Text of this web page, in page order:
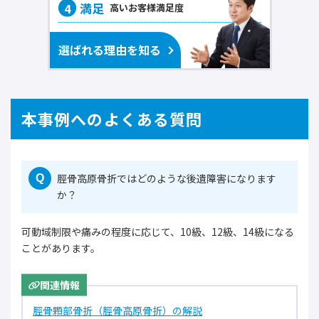
高いお客様満足度
選ばれる理由を知る
本事例へのよくある質問
Q
脛骨高原骨折ではどのような後遺障害になります
か？
可動域制限や痛みの程度に応じて、10級、12級、14級になる
ことがあります。
関連情報
脛骨顆部骨折（脛骨高原骨折）の解説